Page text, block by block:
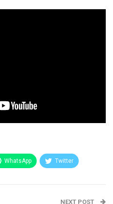
WhatsApp Twitter
NEXT POST